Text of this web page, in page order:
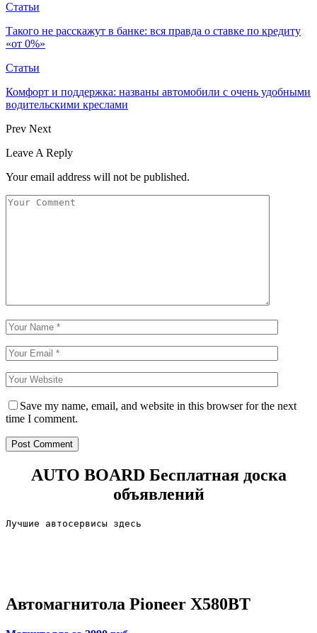
Статьи
Такого не расскажут в банке: вся правда о ставке по кредиту
«от 0%»
Статьи
Комфорт и поддержка: названы автомобили с очень удобными
водительскими креслами
Prev Next
Leave A Reply
Your email address will not be published.
Save my name, email, and website in this browser for the next
time I comment.
AUTO BOARDБесплатная доска
объявлений
Лучшие автосервисы здесь
Автомагнитола Pioneer X580BT